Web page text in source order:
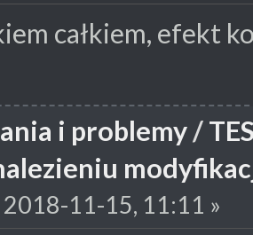
całkiem, efekt
i problemy/
2018-11-15, 11:11 »